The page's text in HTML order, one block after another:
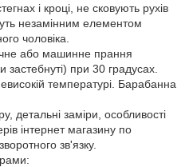
і кроці, не сковують рухів
незамінним елементом
чоловіка.
або машинне прання
застебнуті) при 30 градусах.
температурі. Барабанна
детальні заміри, особливості
інтернет магазину по
зв'язку.